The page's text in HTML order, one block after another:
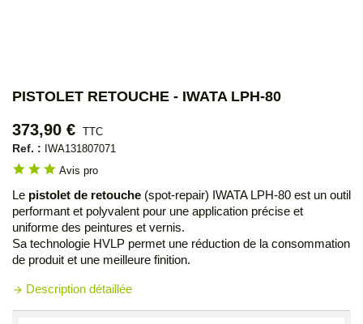
PISTOLET RETOUCHE - IWATA LPH-80
373,90 € TTC
Ref. : IWA131807071
star star star Avis pro
Le pistolet de retouche (spot-repair) IWATA LPH-80 est un outil
performant et polyvalent pour une application précise et
uniforme des peintures et vernis.
Sa technologie HVLP permet une réduction de la consommation
de produit et une meilleure finition.
arrow_forward Description détaillée